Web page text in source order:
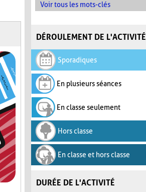
Voir tous les mots-clés
DÉROULEMENT DE L'ACTIVITÉ
Sporadiques
En plusieurs séances
En classe seulement
Hors classe
En classe et hors classe
DURÉE DE L'ACTIVITÉ